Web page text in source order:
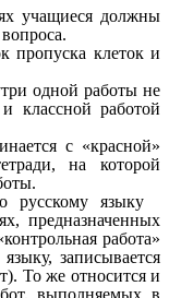
учащиеся должны
пропуска клеток и
одной работы не
классной работой
с «красной»
на которой
русскому языку
предназначенных
работа»
записывается
То же относится и